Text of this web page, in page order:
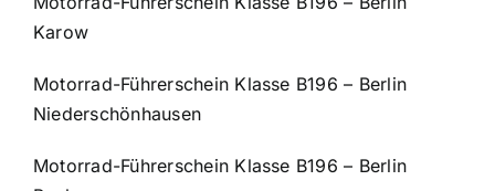
Karow
Motorrad-Führerschein Klasse B196 – Berlin
Niederschönhausen
Motorrad-Führerschein Klasse B196 – Berlin